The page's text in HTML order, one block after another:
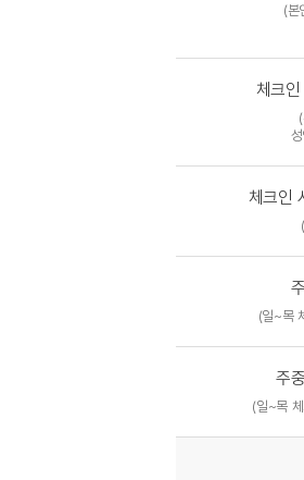
(본
체크
체크인
(일~목
주
(일~목